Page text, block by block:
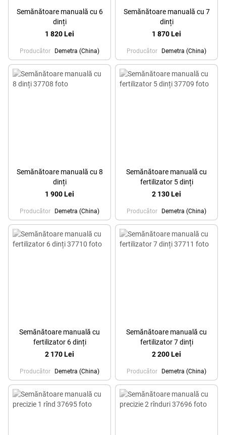
Semănătoare manuală cu 6
dinți
1 820 Lei
Producător Demetra (China)
Semănătoare manuală cu 7
dinți
1 870 Lei
Producător Demetra (China)
Semănătoare manuală cu 8
dinți
1 900 Lei
Producător Demetra (China)
Semănătoare manuală cu
fertilizator 5 dinți
2 130 Lei
Producător Demetra (China)
Semănătoare manuală cu
fertilizator 6 dinți
2 170 Lei
Producător Demetra (China)
Semănătoare manuală cu
fertilizator 7 dinți
2 200 Lei
Producător Demetra (China)